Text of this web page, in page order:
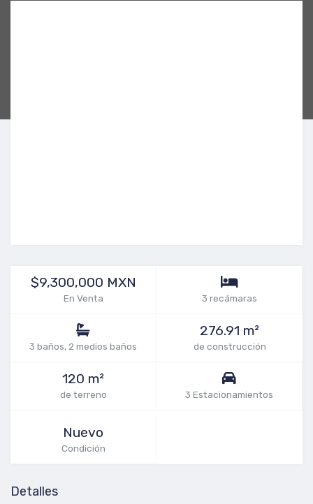
$9,300,000 MXN
En Venta 3 recámaras
3 baños, 2 medios baños
276.91 m²
de construcción
120 m²
de terreno 3 Estacionamientos
Nuevo
Condición
Detalles